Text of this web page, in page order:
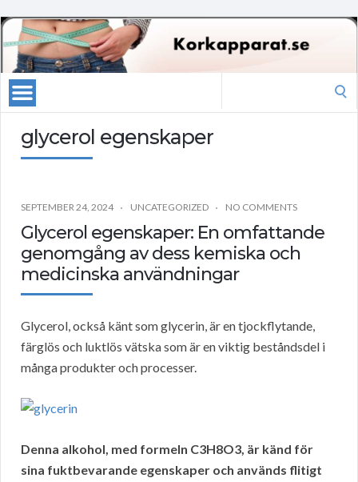
glycerol egenskaper
SEPTEMBER 24, 2024 UNCATEGORIZED NO COMMENTS
Glycerol egenskaper: En omfattande
genomgång av dess kemiska och
medicinska användningar
Glycerol, också känt som glycerin, är en tjockflytande,
färglös och luktlös vätska som är en viktig beståndsdel i
många produkter och processer.
Denna alkohol, med formeln C3H8O3, är känd för
sina fuktbevarande egenskaper och används flitigt